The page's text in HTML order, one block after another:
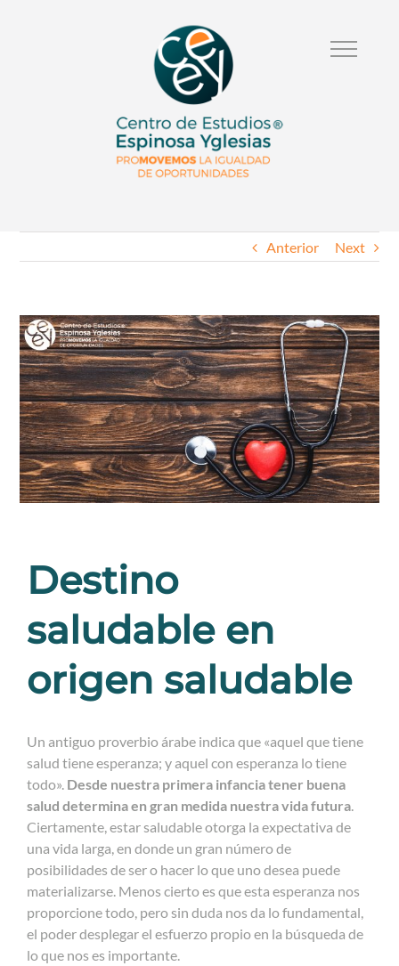
Anterior Next
Ver
Imagen
Mas
Grande
Destino
saludable en
origen saludable
Un antiguo proverbio árabe indica que «aquel que tiene
salud tiene esperanza; y aquel con esperanza lo tiene
todo». Desde nuestra primera infancia tener buena
salud determina en gran medida nuestra vida futura.
Ciertamente, estar saludable otorga la expectativa de
una vida larga, en donde un gran número de
posibilidades de ser o hacer lo que uno desea puede
materializarse. Menos cierto es que esta esperanza nos
proporcione todo, pero sin duda nos da lo fundamental,
el poder desplegar el esfuerzo propio en la búsqueda de
lo que nos es importante.